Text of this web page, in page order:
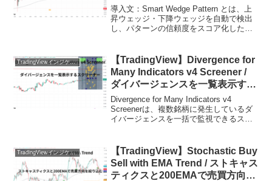
してブレイク目標を表示するイン
ジケーター
導入文：Smart Wedge Pattern とは、上
昇ウェッジ・下降ウェッジを自動で検出
し、パターンの信頼度をスコア化したう
ェッジはテクニカル分析の中で...
TradingViewインジケーターおすすめ一覧
【TradingView】Divergence for
Many Indicators v4 Screener /
ダイバージェンスを一覧表示する
スクリーナーインジケーター
Divergence for Many Indicators v4
Screenerは、複数銘柄に発生しているダ
イバージェンスを一括で監視できるスク
各銘柄で発生したダ...
TradingViewインジケーターおすすめ一覧
【TradingView】Stochastic Buy
Sell with EMA Trend / ストキャス
ティクスと200EMAで売買方向を